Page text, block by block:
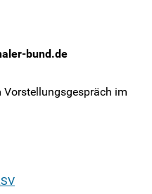
bund.de
im